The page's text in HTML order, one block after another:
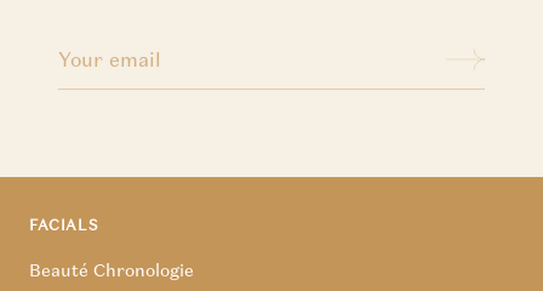
FACIALS
Beauté Chronologie